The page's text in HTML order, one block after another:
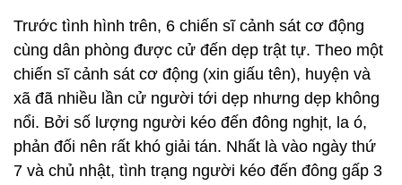
Trước tình hình trên, 6 chiến sĩ cảnh sát cơ động
cùng dân phòng được cử đến dẹp trật tự. Theo một
chiến sĩ cảnh sát cơ động (xin giấu tên), huyện và
xã đã nhiều lần cử người tới dẹp nhưng dẹp không
nổi. Bởi số lượng người kéo đến đông nghịt, la ó,
phản đối nên rất khó giải tán. Nhất là vào ngày thứ
7 và chủ nhật, tình trạng người kéo đến đông gấp 3